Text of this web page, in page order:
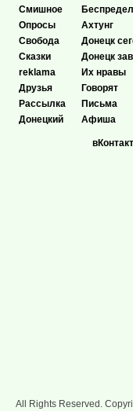
Смишное
Опросы
Свобода
Сказки
reklama
Друзья
Рассылка
Донецкий
Беспредел
Ахтунг
Донецк
Донецк
Их нравы
Говорят
Письма
Афиша
All Rights Reserved.